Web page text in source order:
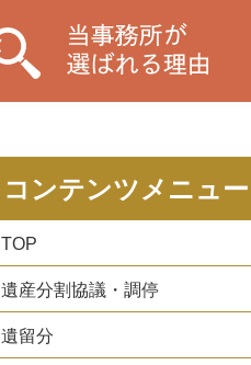
コンテンツメニュー
TOP
遺産分割協議・調停
遺留分